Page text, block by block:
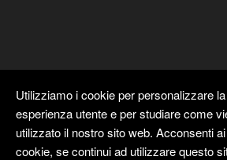
Utilizziamo i cookie per personalizzare
esperienza utente e per studiare come
utilizzato il nostro sito web. Acconsenti
cookie, se continui ad utilizzare questo